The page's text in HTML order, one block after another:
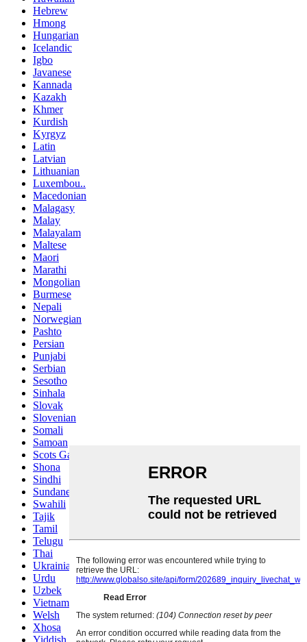
Hebrew
Hmong
Hungarian
Icelandic
Igbo
Javanese
Kannada
Kazakh
Khmer
Kurdish
Kyrgyz
Latin
Latvian
Lithuanian
Luxembou..
Macedonian
Malagasy
Malay
Malayalam
Maltese
Maori
Marathi
Mongolian
Burmese
Nepali
Norwegian
Pashto
Persian
Punjabi
Serbian
Sesotho
Sinhala
Slovak
Slovenian
Somali
Samoan
Scots Gaelic
Shona
Sindhi
Sundanese
Swahili
Tajik
Tamil
Telugu
Thai
Ukrainian
Urdu
Uzbek
Vietnamese
Welsh
Xhosa
Yiddish